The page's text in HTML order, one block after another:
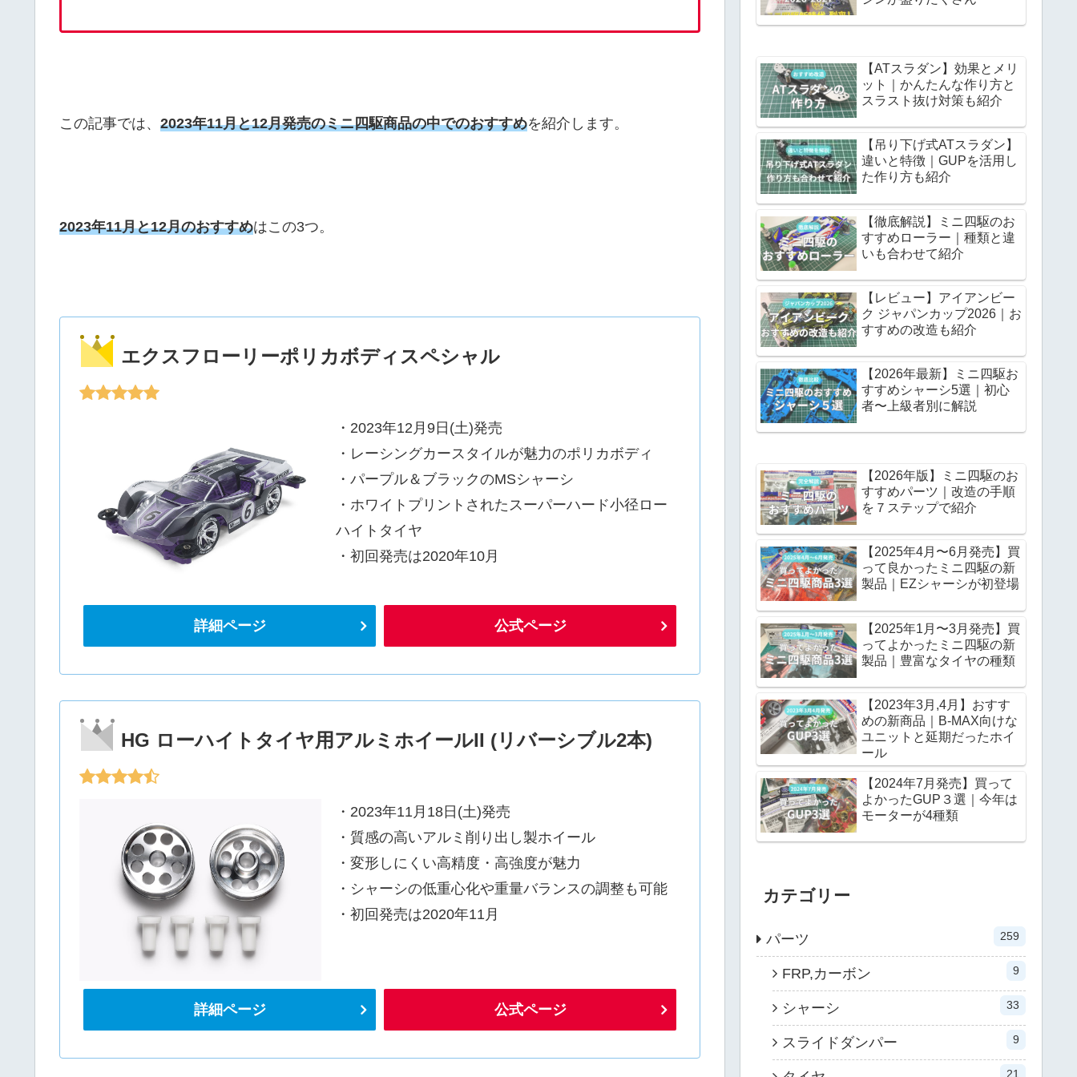
この記事では、 2023年11月と12月発売のミニ四駆商品の中でのおすすめを紹介します。
2023年11月と12月のおすすめはこの3つ。
エクスフローリーポリカボディスペシャル
・2023年12月9日(土)発売
・レーシングカースタイルが魅力のポリカボディ
・パープル＆ブラックのMSシャーシ
・ホワイトプリントされたスーパーハード小径ロー
ハイトタイヤ
・初回発売は2020年10月
詳細ページ 公式ページ
HG ローハイトタイヤ用アルミホイールII (リバーシブル2本)
・2023年11月18日(土)発売
・質感の高いアルミ削り出し製ホイール
・変形しにくい高精度・高強度が魅力
・シャーシの低重心化や重量バランスの調整も可能
・初回発売は2020年11月
詳細ページ 公式ページ
【ATスラダン】効果とメリ
ット｜かんたんな作り方と
スラスト抜け対策も紹介
【吊り下げ式ATスラダン】
違いと特徴｜GUPを活用し
た作り方も紹介
【徹底解説】ミニ四駆のお
すすめローラー｜種類と違
いも合わせて紹介
【レビュー】アイアンビー
ク ジャパンカップ2026｜お
すすめの改造も紹介
【2026年最新】ミニ四駆お
すすめシャーシ5選｜初心
者〜上級者別に解説
【2026年版】ミニ四駆のお
すすめパーツ｜改造の手順
を７ステップで紹介
【2025年4月〜6月発売】買
って良かったミニ四駆の新
製品｜EZシャーシが初登場
【2025年1月〜3月発売】買
ってよかったミニ四駆の新
製品｜豊富なタイヤの種類
【2023年3月,4月】おすす
めの新商品｜B-MAX向けな
ユニットと延期だったホイ
ール
【2024年7月発売】買って
よかったGUP３選｜今年は
モーターが4種類
カテゴリー
パーツ 259
FRP,カーボン 9
シャーシ 33
スライドダンパー 9
21